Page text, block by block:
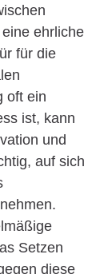
ehrliche
für die
oft ein
ist, kann
und
auf sich
Setzen
diese